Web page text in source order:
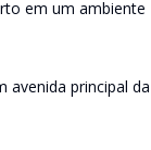
em um ambiente
avenida principal da